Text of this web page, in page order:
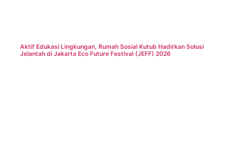
Aktif Edukasi Lingkungan, Rumah Sosial Kutub Hadirkan Solusi
Jelantah di Jakarta Eco Future Festival (JEFF) 2026